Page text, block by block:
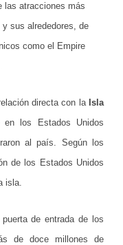
l
a
l
las atracciones más
sus alrededores, de
como el Empire
directa con laIsla
los Estados Unidos
al país. Según los
de los Estados Unidos
isla.
de entrada de los
de doce millones de